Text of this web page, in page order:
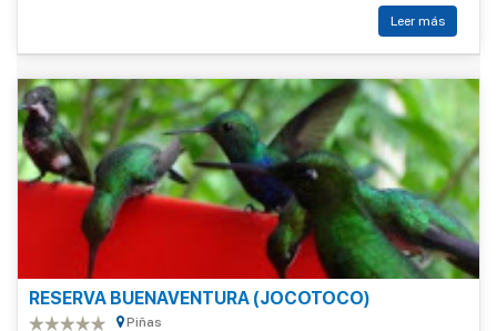
Leer más
RESERVA BUENAVENTURA (JOCOTOCO)
Piñas